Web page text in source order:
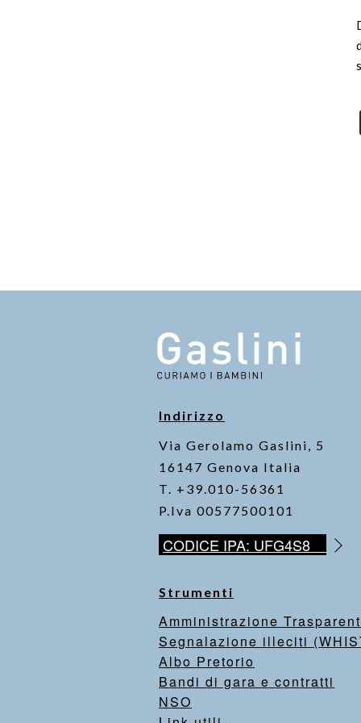
Indirizzo
Via Gerolamo Gaslini, 5
16147 Genova Italia
T. +39.010-56361
P.Iva 00577500101
CODICE IPA: UFG4S8
Strumenti
Amministrazione
Segnalazione illeciti
Albo Pretorio
Bandi di gara e contratti
NSO